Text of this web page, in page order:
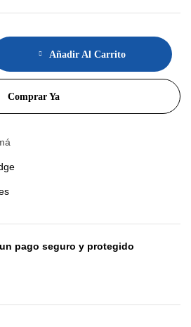
Añadir Al Carrito
Comprar Ya
pago seguro y protegido